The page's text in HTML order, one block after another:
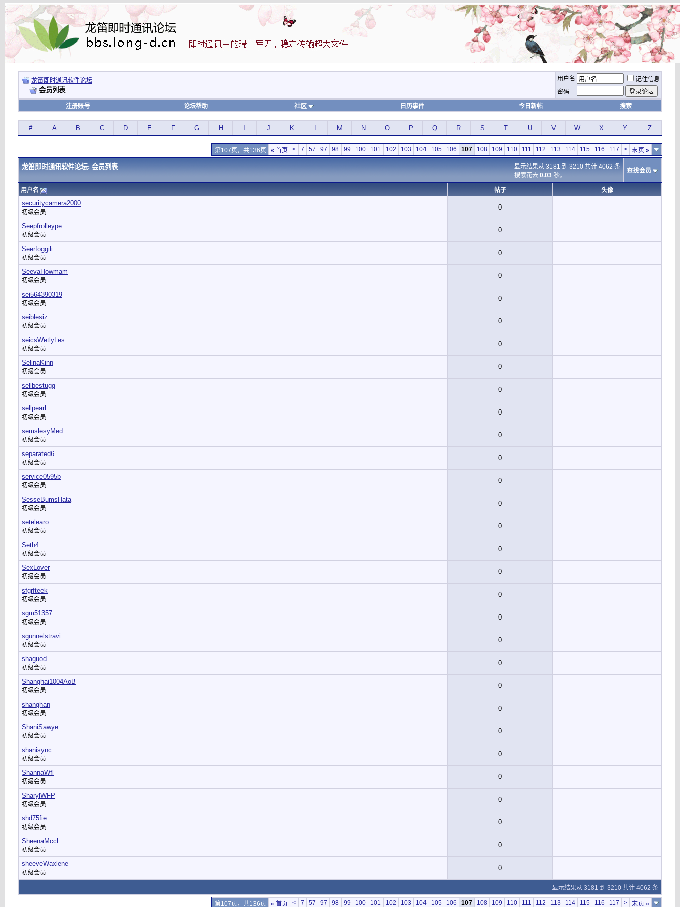
龙笛即时通讯软件论坛
会员列表
用户名
记住信息
密码
注册账号 论坛帮助 社区 日历事件 今日新帖 搜索
# A B C D E F G H J K L M N O P Q R S T U V W X Y Z
第107页，共136页 « 首页 < 7 57 97 98 99 100 101 102 103 104 105 106 107 108 109 110 111 112 113 114 115 116 117 > 末页 »
显示结果从 3181 到 3210 共计 4062 条
搜索花去 0.03 秒。
龙笛即时通讯软件论坛: 会员列表 查找会员
用户名 帖子 头像
securitycamera2000
初级会员
0
Seepfrolleype
初级会员
0
Seerfoggili
初级会员
0
SeevaHowmam
初级会员
0
sei564390319
初级会员
0
seiblesiz
初级会员
0
seicsWetlyLes
初级会员
0
SelinaKinn
初级会员
0
sellbestugg
初级会员
0
sellpearl
初级会员
0
semslesyMed
初级会员
0
separated6
初级会员
0
service0595b
初级会员
0
SesseBumsHata
初级会员
0
setelearo
初级会员
0
Seth4
初级会员
0
SexLover
初级会员
0
sfgrfteek
初级会员
0
sgm51357
初级会员
0
sgunnelstravi
初级会员
0
shaguod
初级会员
0
Shanghai1004AoB
初级会员
0
shanghan
初级会员
0
ShaniSawye
初级会员
0
shanisync
初级会员
0
ShannaWfl
初级会员
0
SharylWFP
初级会员
0
shd75fie
初级会员
0
SheenaMccl
初级会员
0
sheeveWaxlene
初级会员
0
显示结果从 3181 到 3210 共计 4062 条
第107页，共136页 « 首页 < 7 57 97 98 99 100 101 102 103 104 105 106 107 108 109 110 111 112 113 114 115 116 117 > 末页 »